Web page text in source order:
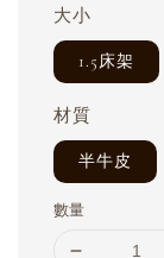
大小
1.5床架
材質
半牛皮
數量